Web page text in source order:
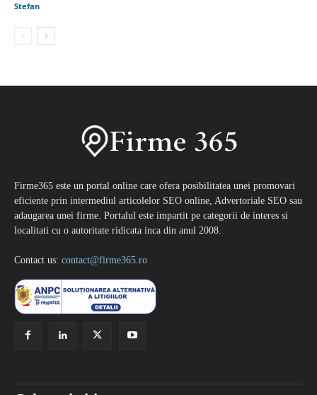
Stefan
Firme365 este un portal online care ofera posibilitatea unei promovari
eficiente prin intermediul articolelor SEO online, Advertoriale SEO sau
adaugarea unei firme. Portalul este impartit pe categorii de interes si
localitati cu o autoritate ridicata inca din anul 2008.
Contact us: contact@firme365.ro